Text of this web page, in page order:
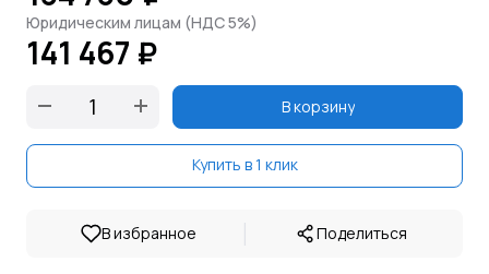
Юридическим лицам (НДС 5%)
141 467 ₽
В корзину
Купить в 1 клик
В избранное | Поделиться